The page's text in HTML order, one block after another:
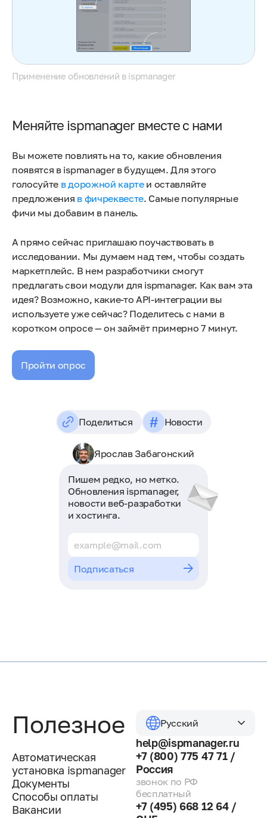
Применение обновлений в ispmanager
Меняйте ispmanager вместе с нами
Вы можете повлиять на то, какие обновления
появятся в ispmanager в будущем. Для этого
голосуйте в дорожной картеи оставляйте
предложения в фичреквесте. Самые популярные
фичи мы добавим в панель.
А прямо сейчас приглашаю поучаствовать в
исследовании. Мы думаем над тем, чтобы создать
маркетплейс. В нем разработчики смогут
предлагать свои модули для ispmanager. Как вам эта
идея? Возможно, какие-то API-интеграции вы
используете уже сейчас? Поделитесь с нами в
коротком опросе — он займёт примерно 7 минут.
Пройти опрос
Поделиться # Новости
Ярослав Забагонский
Пишем редко, но метко.
Обновления ispmanager,
новости веб-разработки
и хостинга.
Подписаться
Полезное
Автоматическая
установка ispmanager
Документы
Способы оплаты
Вакансии
Русский
help@ispmanager.ru
+7 (800) 775 47 71 /
Россия
звонок по РФ
бесплатный
+7 (495) 668 12 64 /